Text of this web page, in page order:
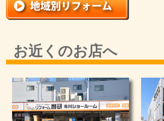
お近くのお店へ